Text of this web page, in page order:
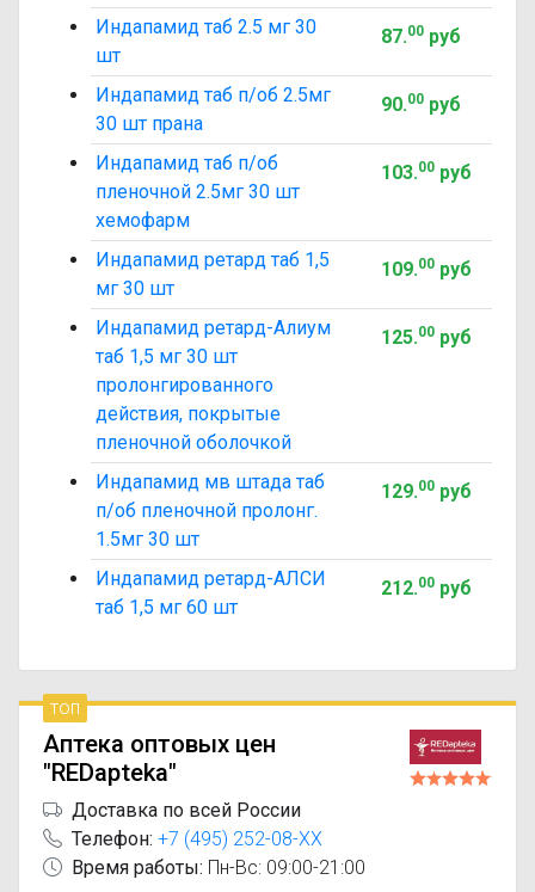
Индапамид таб 2.5 мг 30
шт
87.00руб
Индапамид таб п/об 2.5мг
30 шт прана
90.00руб
Индапамид таб п/об
пленочной 2.5мг 30 шт
хемофарм
103.00руб
Индапамид ретард таб 1,5
мг 30 шт
109.00руб
Индапамид ретард-Алиум
таб 1,5 мг 30 шт
пролонгированного
действия, покрытые
пленочной оболочкой
125.00руб
Индапамид мв штада таб
п/об пленочной пролонг.
1.5мг 30 шт
129.00руб
Индапамид ретард-АЛСИ
таб 1,5 мг 60 шт
212.00руб
топ
Аптека оптовых цен
"REDapteka"
Доставка по всей России
Телефон: +7 (495) 252-08-XX
Время работы: Пн-Вс: 09:00-21:00